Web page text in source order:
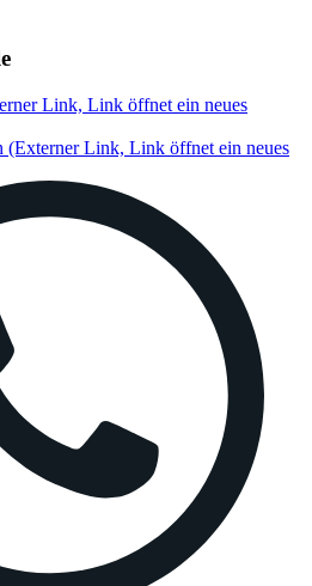
Link, Link öffnet ein neues
(Externer Link, Link öffnet ein neues